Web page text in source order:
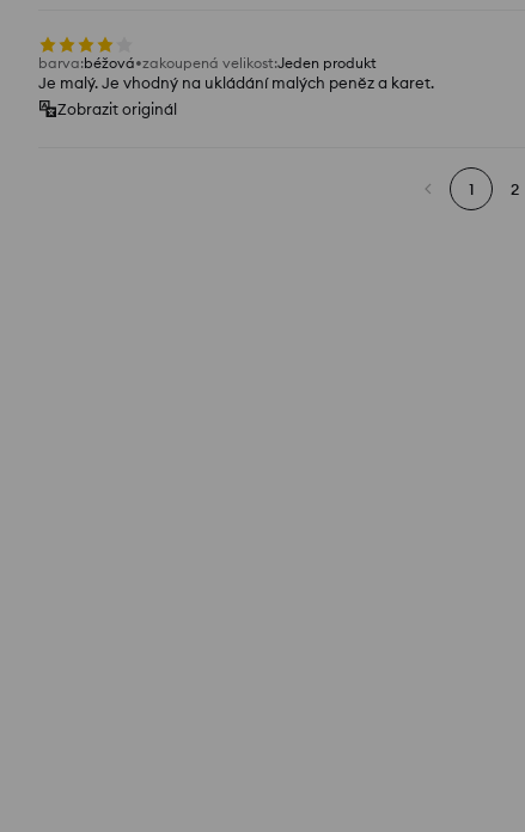
barva:béžová zakoupená velikost:Jeden produkt
Je malý. Je vhodný na ukládání malých peněz a karet.
Zobrazit originál
1 2